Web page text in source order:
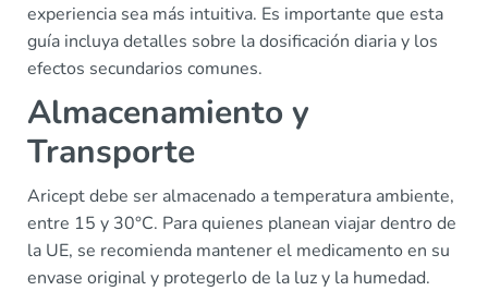
experiencia sea más intuitiva. Es importante que esta
guía incluya detalles sobre la dosificación diaria y los
efectos secundarios comunes.
Almacenamiento y
Transporte
Aricept debe ser almacenado a temperatura ambiente,
entre 15 y 30°C. Para quienes planean viajar dentro de
la UE, se recomienda mantener el medicamento en su
envase original y protegerlo de la luz y la humedad.